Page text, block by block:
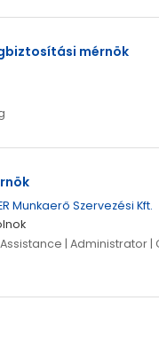
mérnök
Munkaerő Szervezési Kft.
| Administrator |